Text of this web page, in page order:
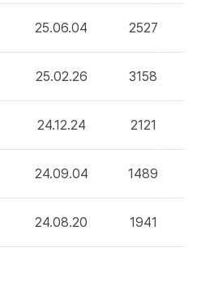
25.06.04 2527
25.02.26 3158
24.12.24 2121
24.09.04 1489
24.08.20 1941